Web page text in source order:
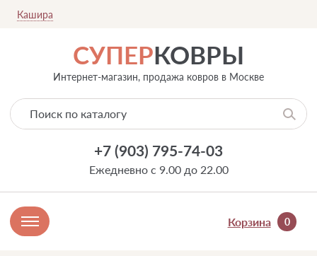
Кашира
СУПЕРКОВРЫ
Интернет-магазин, продажа ковров в Москве
+7 (903) 795-74-03
Ежедневно с 9.00 до 22.00
Корзина 0